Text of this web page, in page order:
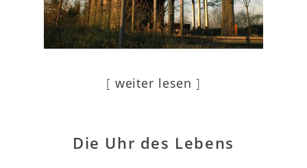
[ weiter lesen ]
Die Uhr des Lebens